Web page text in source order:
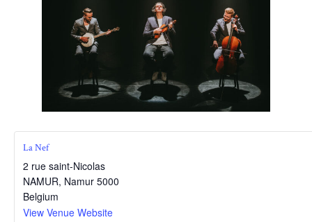
La Nef
2 rue saint-Nicolas
NAMUR, Namur 5000
Belgium
View Venue Website